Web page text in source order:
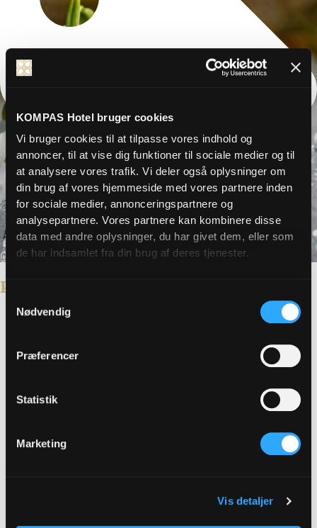
KOMPAS Hotel bruger cookies
Vi bruger cookies til at tilpasse vores indhold og
annoncer, til at vise dig funktioner til sociale medier og til
at analysere vores trafik. Vi deler også oplysninger om
din brug af vores hjemmeside med vores partnere inden
for sociale medier, annonceringspartnere og
analysepartnere. Vores partnere kan kombinere disse
data med andre oplysninger, du har givet dem, eller som
de har indsamlet fra din brug af deres tjenester.
Nødvendig
Præferencer
Statistik
Marketing
Vis detaljer
OPLEVELSER, GASTRONOMI, KULTUR, FERIE
Påskeferie